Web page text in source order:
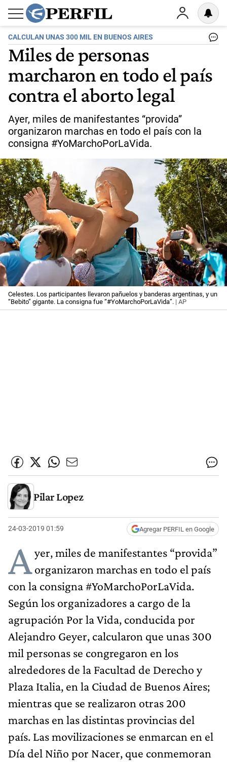
CALCULAN UNAS 300 MIL EN BUENOS AIRES
Miles de personas
marcharon en todo el país
contra el aborto legal
Ayer, miles de manifestantes “provida”
organizaron marchas en todo el país con la
consigna #YoMarchoPorLaVida.
Celestes. Los participantes llevaron pañuelos y banderas argentinas, y un
“Bebito” gigante. La consigna fue “#YoMarchoPorLaVida”. | AP
Pilar Lopez
24-03-2019 01:59 Agregar PERFIL en Google
Ayer, miles de manifestantes “provida”
organizaron marchas en todo el país
con la consigna #YoMarchoPorLaVida.
Según los organizadores a cargo de la
agrupación Por la Vida, conducida por
Alejandro Geyer, calcularon que unas 300
mil personas se congregaron en los
alrededores de la Facultad de Derecho y
Plaza Italia, en la Ciudad de Buenos Aires;
mientras que se realizaron otras 200
marchas en las distintas provincias del
país. Las movilizaciones se enmarcan en el
Día del Niño por Nacer, que conmemoran